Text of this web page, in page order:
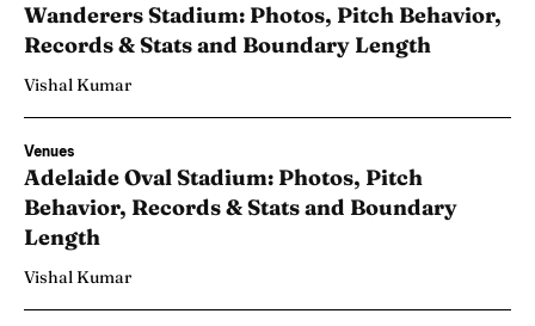
Wanderers Stadium: Photos, Pitch Behavior,
Records & Stats and Boundary Length
Vishal Kumar
Venues
Adelaide Oval Stadium: Photos, Pitch
Behavior, Records & Stats and Boundary
Length
Vishal Kumar